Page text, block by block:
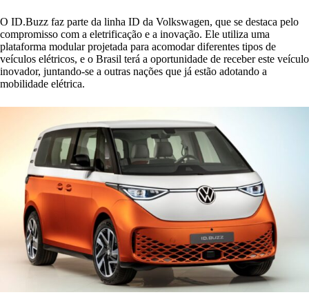
O ID.Buzz faz parte da linha ID da Volkswagen, que se destaca pelo
compromisso com a eletrificação e a inovação. Ele utiliza uma
plataforma modular projetada para acomodar diferentes tipos de
veículos elétricos, e o Brasil terá a oportunidade de receber este veículo
inovador, juntando-se a outras nações que já estão adotando a
mobilidade elétrica.